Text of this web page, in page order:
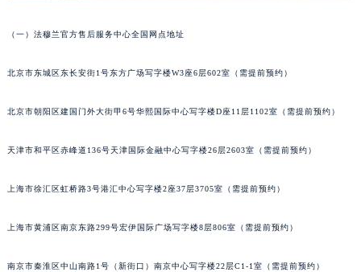
（一）法穆兰官方售后服务中心全国网点地址
北京市东城区东长安街1号东方广场写字楼W3座6层602室（需提前预约）
北京市朝阳区建国门外大街甲6号华熙国际中心写字楼D座11层1102室（需提前预约）
天津市和平区赤峰道136号天津国际金融中心写字楼26层2603室（需提前预约）
上海市徐汇区虹桥路3号港汇中心写字楼2座37层3705室（需提前预约）
上海市黄浦区南京东路299号宏伊国际广场写字楼8层806室（需提前预约）
南京市秦淮区中山南路1号（新街口）南京中心写字楼22层C1-1室（需提前预约）